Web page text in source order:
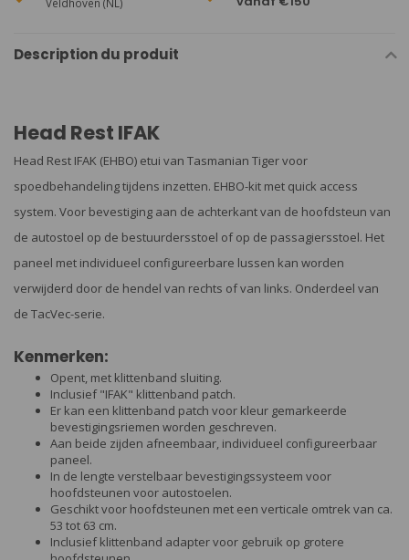
Description du produit
Head Rest IFAK
Head Rest IFAK (EHBO) etui van Tasmanian Tiger voor
spoedbehandeling tijdens inzetten. EHBO-kit met quick access
system. Voor bevestiging aan de achterkant van de hoofdsteun van
de autostoel op de bestuurdersstoel of op de passagiersstoel. Het
paneel met individueel configureerbare lussen kan worden
verwijderd door de hendel van rechts of van links. Onderdeel van
de TacVec-serie.
Kenmerken:
Opent, met klittenband sluiting.
Inclusief "IFAK" klittenband patch.
Er kan een klittenband patch voor kleur gemarkeerde
bevestigingsriemen worden geschreven.
Aan beide zijden afneembaar, individueel configureerbaar
paneel.
In de lengte verstelbaar bevestigingssysteem voor
hoofdsteunen voor autostoelen.
Geschikt voor hoofdsteunen met een verticale omtrek van ca.
53 tot 63 cm.
Inclusief klittenband adapter voor gebruik op grotere